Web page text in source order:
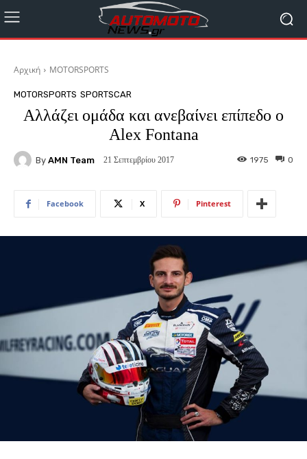
Αρχική MOTORSPORTS
MOTORSPORTS SPORTSCAR
Αλλάζει ομάδα και ανεβαίνει επίπεδο ο
Alex Fontana
By AMN Team 21 Σεπτεμβρίου 2017 0
1975
Facebook X Pinterest